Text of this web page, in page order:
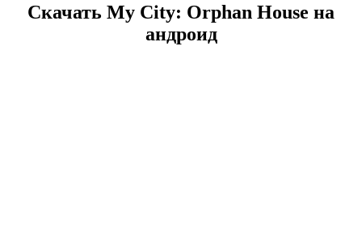
Скачать My City: Orphan House на
андроид